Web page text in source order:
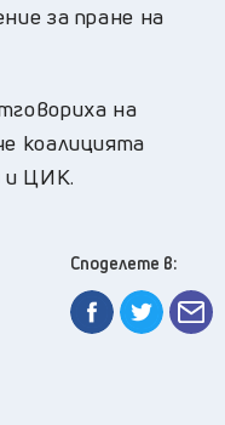
за пране на
на
коалицията
и ЦИК.
Споделете в: